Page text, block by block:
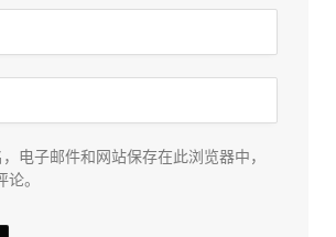
电子邮件和网站保存在此浏览器中，
。